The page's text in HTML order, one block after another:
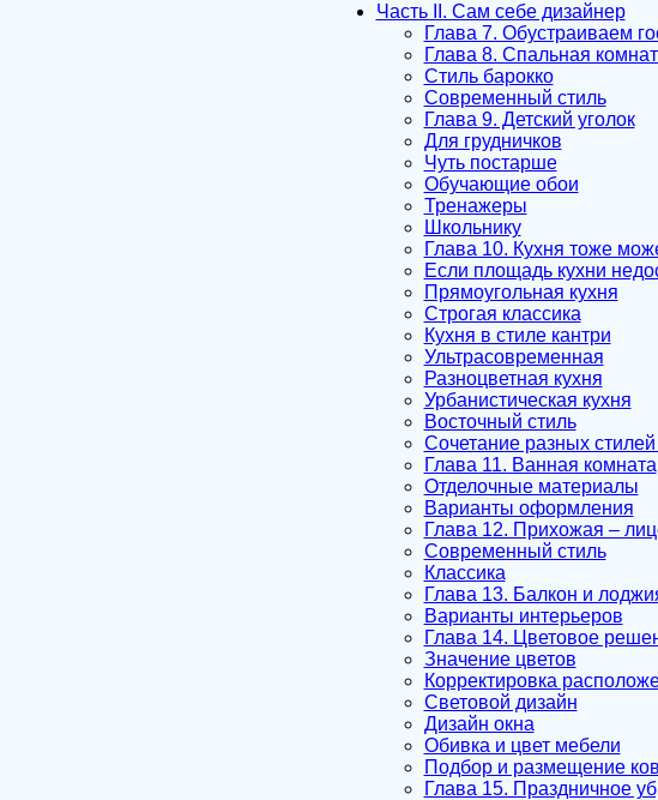
Часть II. Сам себе дизайнер
Глава 7. Обустраиваем
Глава 8. Спальная
Стиль барокко
Современный стиль
Глава 9. Детский уголок
Для грудничков
Чуть постарше
Обучающие обои
Тренажеры
Школьнику
Глава 10. Кухня тоже
Если площадь кухни
Прямоугольная кухня
Строгая классика
Кухня в стиле кантри
Ультрасовременная
Разноцветная кухня
Урбанистическая кухня
Восточный стиль
Сочетание разных
Глава 11. Ванная комната
Отделочные материалы
Варианты оформления
Глава 12. Прихожая –
Современный стиль
Классика
Глава 13. Балкон и
Варианты интерьеров
Глава 14. Цветовое
Значение цветов
Корректировка
Световой дизайн
Дизайн окна
Обивка и цвет мебели
Подбор и размещение
Глава 15. Праздничное